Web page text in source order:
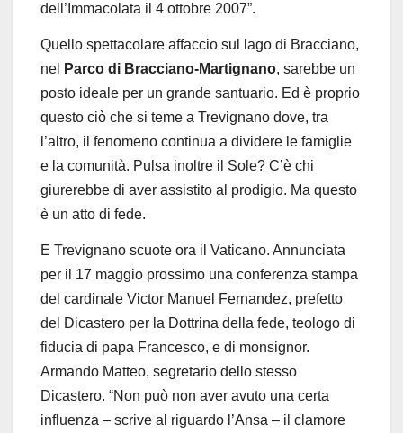
dell’Immacolata il 4 ottobre 2007”.
Quello spettacolare affaccio sul lago di Bracciano,
nel
Parco di Bracciano-Martignano, sarebbe un
posto ideale per un grande santuario. Ed è proprio
questo ciò che si teme a Trevignano dove, tra
l’altro, il fenomeno continua a dividere le famiglie
e la comunità. Pulsa inoltre il Sole? C’è chi
giurerebbe di aver assistito al prodigio. Ma questo
è un atto di fede.
E Trevignano scuote ora il Vaticano. Annunciata
per il 17 maggio prossimo una conferenza stampa
del cardinale Victor Manuel Fernandez, prefetto
del Dicastero per la Dottrina della fede, teologo di
fiducia di papa Francesco, e di monsignor.
Armando Matteo, segretario dello stesso
Dicastero. “Non può non aver avuto una certa
influenza – scrive al riguardo l’Ansa – il clamore